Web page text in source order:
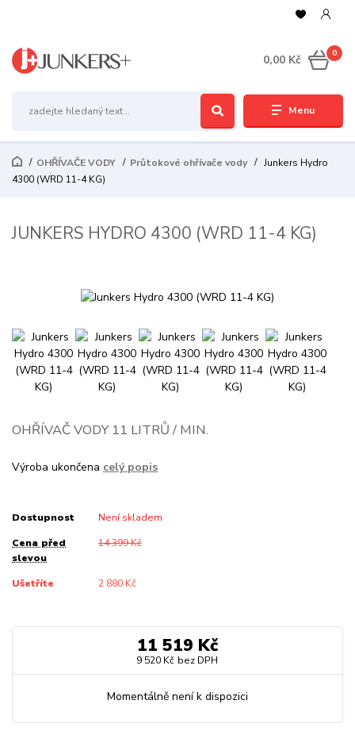
Menu
0
0,00 Kč
OHŘÍVAČE VODY Průtokové ohřívače vody
Junkers Hydro
4300 (WRD 11-4 KG)
JUNKERS HYDRO 4300 (WRD 11-4 KG)
OHŘÍVAČ VODY 11 LITRŮ / MIN.
Výroba ukončena celý popis
Dostupnost Není skladem
Cena před
slevou
14 399 Kč
Ušetříte 2 880 Kč
11 519 Kč
9 520 Kč bez DPH
Momentálně není k dispozici